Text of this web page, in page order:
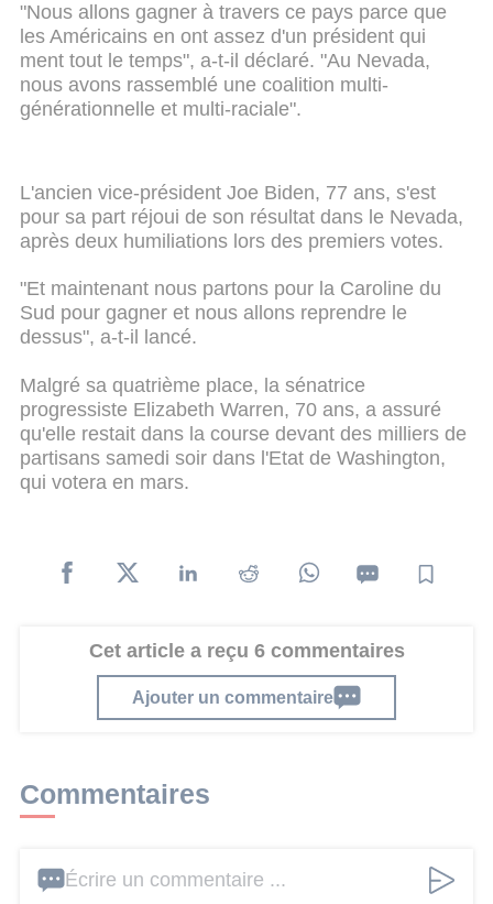
"Nous allons gagner à travers ce pays parce que
les Américains en ont assez d'un président qui
ment tout le temps", a-t-il déclaré. "Au Nevada,
nous avons rassemblé une coalition multi-
générationnelle et multi-raciale".
L'ancien vice-président Joe Biden, 77 ans, s'est
pour sa part réjoui de son résultat dans le Nevada,
après deux humiliations lors des premiers votes.
"Et maintenant nous partons pour la Caroline du
Sud pour gagner et nous allons reprendre le
dessus", a-t-il lancé.
Malgré sa quatrième place, la sénatrice
progressiste Elizabeth Warren, 70 ans, a assuré
qu'elle restait dans la course devant des milliers de
partisans samedi soir dans l'Etat de Washington,
qui votera en mars.
Cet article a reçu 6 commentaires
Ajouter un commentaire
Commentaires
Écrire un commentaire ...